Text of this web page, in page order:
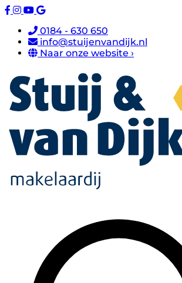
0184 - 630 650
info@stuijenvandijk.nl
Naar onze website ›